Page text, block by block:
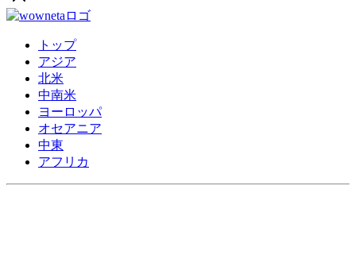
トップ
アジア
北米
中南米
ヨーロッパ
オセアニア
中東
アフリカ